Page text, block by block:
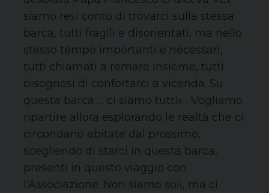
siamo resi conto di trovarci sulla stessa
barca, tutti fragili e disorientati, ma nello
stesso tempo importanti e necessari,
tutti chiamati a remare insieme, tutti
bisognosi di confortarci a vicenda. Su
questa barca … ci siamo tutti» . Vogliamo
ripartire allora esplorando le realtà che ci
circondano abitate dal prossimo,
scegliendo di starci in questa barca,
presenti in questo viaggio con
l’Associazione. Non siamo soli, ma ci